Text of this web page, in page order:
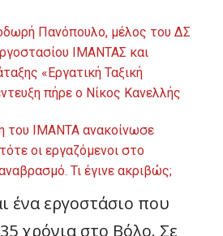
Πανόπουλο, μέλος του ΔΣ
ΙΜΑΝΤΑΣ και
«Εργατική Ταξική
πήρε ο Νίκος Κανελλής
του ΙΜΑΝΤΑ ανακοίνωσε
οι εργαζόμενοι στο
Τι έγινε ακριβώς;
ένα εργοστάσιο που
χρόνια στο Βόλο. Σε